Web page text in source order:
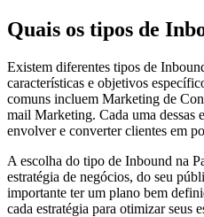
Quais os tipos de
Existem diferentes tipos de
características e objetivos
comuns incluem Marketing de
mail Marketing. Cada uma dessas
envolver e converter clientes em
A escolha do tipo de Inbound na
estratégia de negócios, do seu
importante ter um plano bem
cada estratégia para otimizar seus